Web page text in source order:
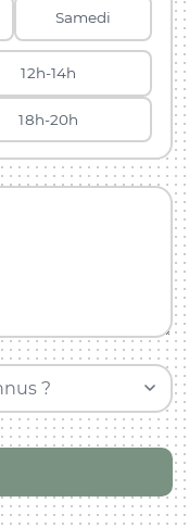
Samedi
12h-14h
18h-20h
?